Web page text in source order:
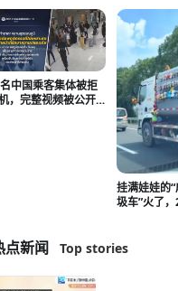
中国乘客集体被拒
，完整视频被公开
挂满娃娃的
圾车”火了
点新闻 Top stories